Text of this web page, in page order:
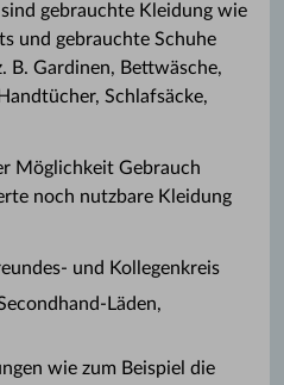
gebrauchte Kleidung wie
und gebrauchte Schuhe
B. Gardinen, Bettwäsche,
Schlafsäcke,
Möglichkeit Gebrauch
noch nutzbare Kleidung
und Kollegenkreis
Läden,
wie zum Beispiel die